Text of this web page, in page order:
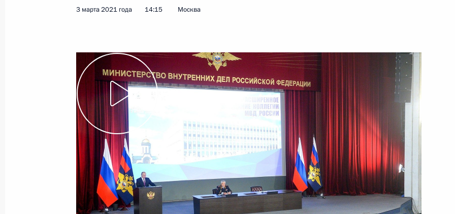
17 марта 2021 года, среда
Церемония запуска Таласского золоторудного комбината
17 марта 2021 года, 16:00
9
Заседание коллегии Генпрокуратуры
17 марта 2021 года, 15:30 Москва
47м
3 марта 2021 года 14:15 Москва